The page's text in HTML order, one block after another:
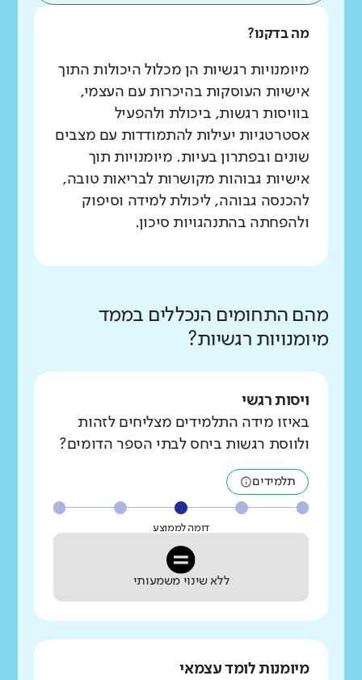
מה בדקנו?
מיומנויות רגשיות הן מכלול היכולות התוך
אישיות העוסקות בהיכרות עם העצמי,
בוויסות רגשות, ביכולת ולהפעיל
אסטרטגיות יעילות להתמודדות עם מצבים
שונים ובפתרון בעיות. מיומנויות תוך
אישיות גבוהות מקושרות לבריאות טובה,
להכנסה גבוהה, ליכולת למידה וסיפוק
ולהפחתה בהתנהגויות סיכון.
מהם התחומים הנכללים בממד
מיומנויות רגשיות?
ויסות רגשי
באיזו מידה התלמידים מצליחים לזהות
ולווסת רגשות ביחס לבתי הספר הדומים?
תלמידים
דומה לממוצע
ללא שינוי משמעותי
מיומנות לומד עצמאי